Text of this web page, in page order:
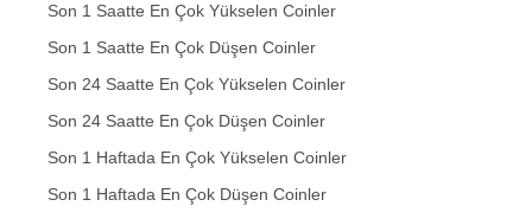
Son 1 Saatte En Çok Yükselen Coinler
Son 1 Saatte En Çok Düşen Coinler
Son 24 Saatte En Çok Yükselen Coinler
Son 24 Saatte En Çok Düşen Coinler
Son 1 Haftada En Çok Yükselen Coinler
Son 1 Haftada En Çok Düşen Coinler